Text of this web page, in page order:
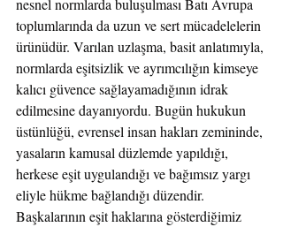
nesnel normlarda buluşulması Batı Avrupa
toplumlarında da uzun ve sert mücadelelerin
ürünüdür. Varılan uzlaşma, basit anlatımıyla,
normlarda eşitsizlik ve ayrımcılığın kimseye
kalıcı güvence sağlayamadığının idrak
edilmesine dayanıyordu. Bugün hukukun
üstünlüğü, evrensel insan hakları zemininde,
yasaların kamusal düzlemde yapıldığı,
herkese eşit uygulandığı ve bağımsız yargı
eliyle hükme bağlandığı düzendir.
Başkalarının eşit haklarına gösterdiğimiz